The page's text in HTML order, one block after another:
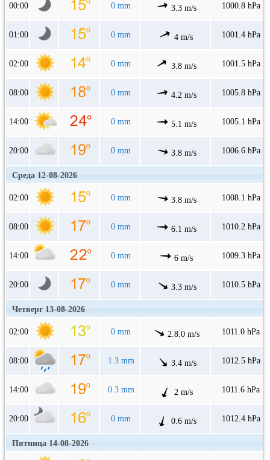
00:00 0 mm 3.3 m/s 1000.8 hPa
01:00 0 mm 4 m/s 1001.4 hPa
02:00 0 mm 3.8 m/s 1001.5 hPa
08:00 0 mm 4.2 m/s 1005.8 hPa
14:00 0 mm 5.1 m/s 1005.1 hPa
20:00 0 mm 3.8 m/s 1006.6 hPa
Среда 12-08-2026
02:00 0 mm 3.8 m/s 1008.1 hPa
08:00 0 mm 6.1 m/s 1010.2 hPa
14:00 0 mm 6 m/s 1009.3 hPa
20:00 0 mm 3.3 m/s 1010.5 hPa
Четверг 13-08-2026
02:00 0 mm 2.8.0 m/s 1011.0 hPa
08:00 1.3 mm 3.4 m/s 1012.5 hPa
14:00 0.3 mm 2 m/s 1011.6 hPa
20:00 0 mm 0.6 m/s 1012.4 hPa
Пятница 14-08-2026